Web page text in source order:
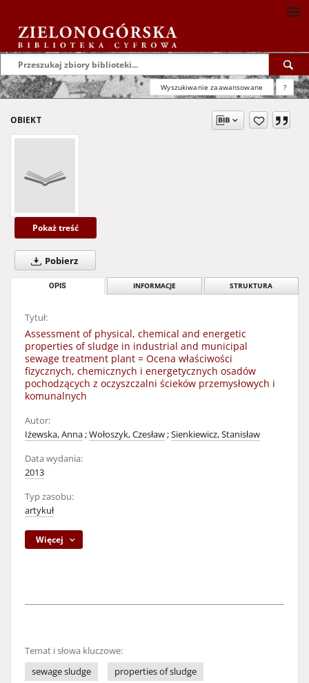
Wyszukiwanie zaawansowane ?
OBIEKT
Pokaż treść
Pobierz
OPIS INFORMACJE STRUKTURA
Tytuł:
Assessment of physical, chemical and energetic
properties of sludge in industrial and municipal
sewage treatment plant = Ocena właściwości
fizycznych, chemicznych i energetycznych osadów
pochodzących z oczyszczalni ścieków przemysłowych i
komunalnych
Autor:
Iżewska, Anna;Wołoszyk, Czesław;Sienkiewicz, Stanisław
Data wydania:
2013
Typ zasobu:
artykuł
Więcej
Temat i słowa kluczowe:
sewage sludge
properties of sludge